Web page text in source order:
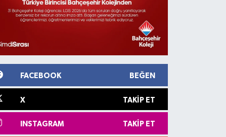
FACEBOOK BEĞEN
X TAKIP ET
INSTAGRAM TAKIP ET